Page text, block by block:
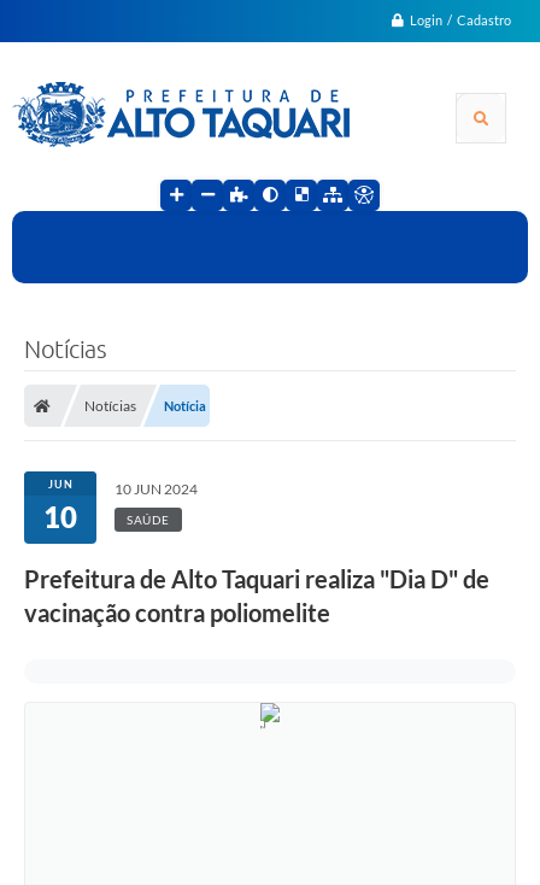
Login / Cadastro
Notícias
Notícias Notícia
JUN
10
10 JUN 2024
SAÚDE
Prefeitura de Alto Taquari realiza "Dia D" de
vacinação contra poliomelite